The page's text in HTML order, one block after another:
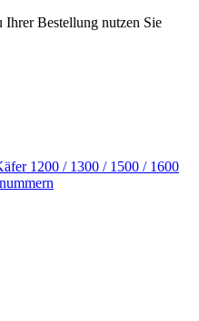
Bestellung nutzen Sie
1200 / 1300 / 1500 / 1600